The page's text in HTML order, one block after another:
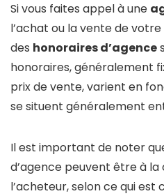
Si vous faites appel à une
l’achat ou la vente de
des honoraires d’agence
honoraires, généralement
prix de vente, varient en
se situent généralement
Il est important de noter
d’agence peuvent être à
l’acheteur, selon ce qui est